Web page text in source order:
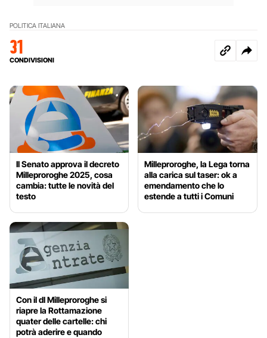
POLITICA ITALIANA
31
CONDIVISIONI
Il Senato approva il decreto
Milleproroghe 2025, cosa
cambia: tutte le novità del
testo
Milleproroghe, la Lega torna
alla carica sul taser: ok a
emendamento che lo
estende a tutti i Comuni
Con il dl Milleproroghe si
riapre la Rottamazione
quater delle cartelle: chi
potrà aderire e quando